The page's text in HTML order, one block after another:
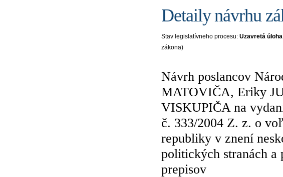
Detaily návrhu
Stav legislatívneho procesu: Uzavretá úloha
zákona)
Návrh poslancov
MATOVIČA, Eriky
VISKUPIČA na
č. 333/2004 Z. z. o
republiky v znení
politických stranách a
prepisov